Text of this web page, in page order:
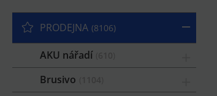
PRODEJNA 8106
AKU nářadí
Brusivo